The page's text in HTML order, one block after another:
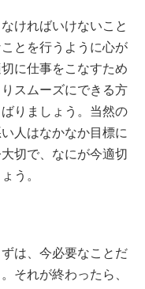
ければいけないこと
とを行うように心が
に仕事をこなすため
スムーズにできる方
りましょう。当然の
人はなかなか目標に
切で、なにが今適切
う。
は、今必要なことだ
それが終わったら、